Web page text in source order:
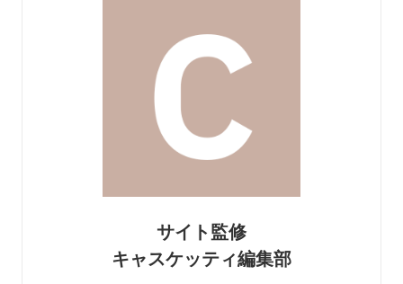
サイト監修
キャスケッティ編集部